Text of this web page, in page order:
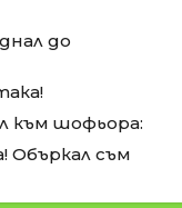
до
към шофьора:
Объркал съм